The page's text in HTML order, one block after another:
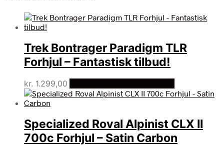
Trek Bontrager Paradigm TLR
Forhjul – Fantastisk tilbud!
kr. 1.299,00
Specialized Roval Alpinist CLX II
700c Forhjul – Satin Carbon